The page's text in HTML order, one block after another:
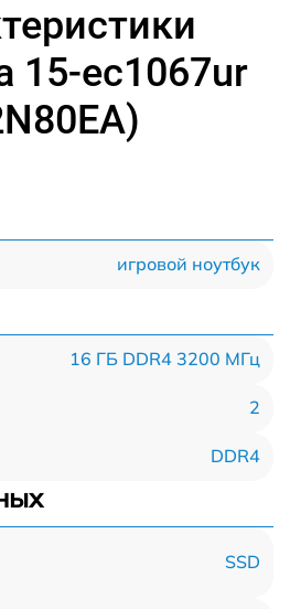
15-ec1067ur
игровой ноутбук
16 ГБ DDR4 3200 МГц
2
DDR4
SSD